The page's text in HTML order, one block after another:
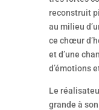
reconstruit
au milieu
ce chœur
et d’une
d’émotions
Le
grande à